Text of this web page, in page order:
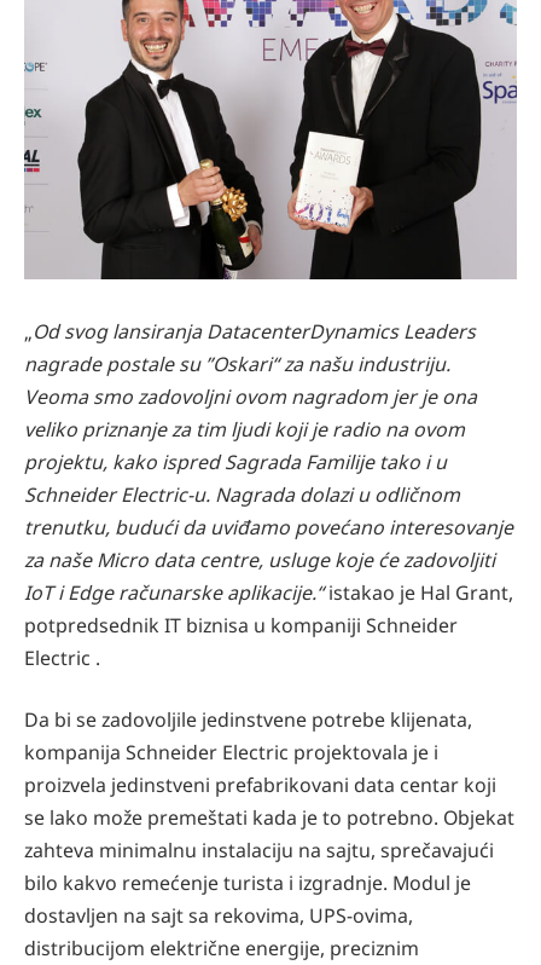
„Od svog lansiranja DatacenterDynamics Leaders
nagrade postale su ”Oskari“ za našu industriju.
Veoma smo zadovoljni ovom nagradom jer je ona
veliko priznanje za tim ljudi koji je radio na ovom
projektu, kako ispred Sagrada Familije tako i u
Schneider Electric-u. Nagrada dolazi u odličnom
trenutku, budući da uviđamo povećano interesovanje
za naše Micro data centre, usluge koje će zadovoljiti
IoT i Edge računarske aplikacije.“istakao je Hal Grant,
potpredsednik IT biznisa u kompaniji Schneider
Electric .
Da bi se zadovoljile jedinstvene potrebe klijenata,
kompanija Schneider Electric projektovala je i
proizvela jedinstveni prefabrikovani data centar koji
se lako može premeštati kada je to potrebno. Objekat
zahteva minimalnu instalaciju na sajtu, sprečavajući
bilo kakvo remećenje turista i izgradnje. Modul je
dostavljen na sajt sa rekovima, UPS-ovima,
distribucijom električne energije, preciznim